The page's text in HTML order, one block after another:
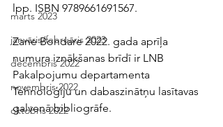
marts 2023
janvāris/februāris 2023
decembris 2022
novembris 2022
oktobris 2022
lpp. ISBN 9789661691567.
Zane Bondare 2022. gada aprīļa
numura iznākšanas brīdī ir LNB
Pakalpojumu departamenta
Tehnoloģiju un dabaszinātņu lasītavas
galvenā bibliogrāfe.